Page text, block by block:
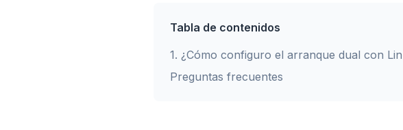
Tabla de contenidos
1. ¿Cómo configuro el arranque dual con
Preguntas frecuentes